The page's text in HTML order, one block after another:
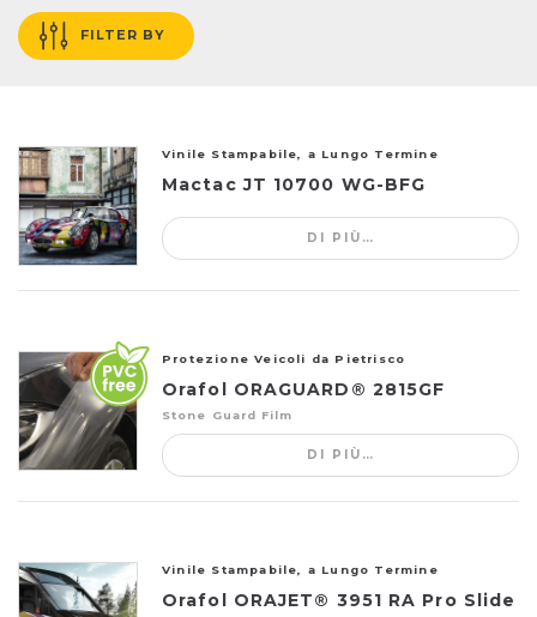
FILTER BY
Vinile Stampabile, a Lungo Termine
Mactac JT 10700 WG-BFG
DI PIÙ…
Protezione Veicoli da Pietrisco
Orafol ORAGUARD® 2815GF
Stone Guard Film
DI PIÙ…
Vinile Stampabile, a Lungo Termine
Orafol ORAJET® 3951 RA Pro Slide